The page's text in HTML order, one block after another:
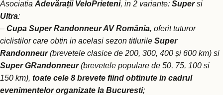
Asociatia Adevărații VeloPrieteni, in 2 variante: Supersi
Ultra:
– Cupa Super Randonneur AV România, oferit tuturor
ciclistilor care obtin in acelasi sezon titlurile Super
Randonneur(brevetele clasice de 200, 300, 400 și 600 km) si
Super GRandonneur(brevetele populare de 50, 75, 100 si
150 km), toate cele 8 brevete fiind obtinute in cadrul
evenimentelor organizate la Bucuresti;